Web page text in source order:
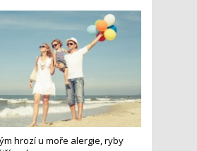
hrozí u moře alergie, ryby